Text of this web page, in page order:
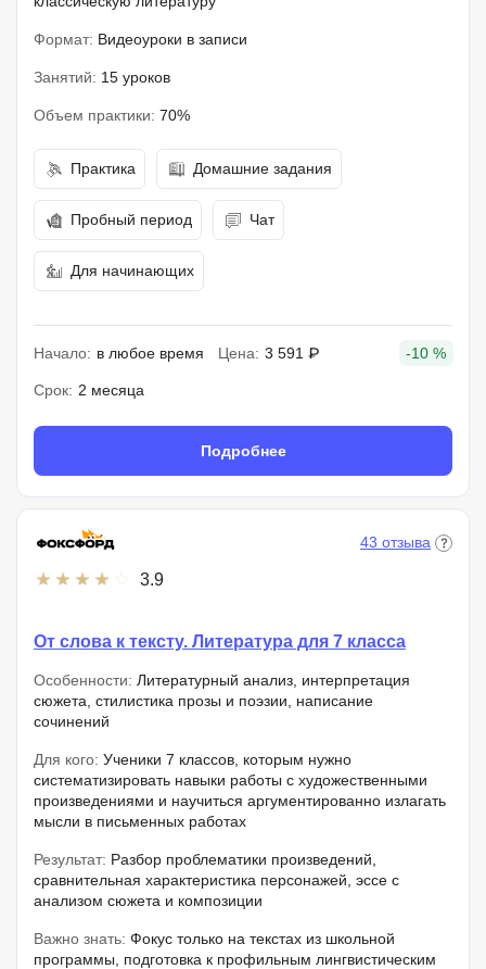
Формат: Видеоуроки в записи
Занятий: 15 уроков
Объем практики: 70%
Практика Домашние задания
Пробный период Чат
Для начинающих
Начало: в любое время Цена: 3 591 ₽ -10 %
Срок: 2 месяца
Подробнее
3.9
43 отзыва
От слова к тексту. Литература для 7 класса
Особенности: Литературный анализ, интерпретация
сюжета, стилистика прозы и поэзии, написание
сочинений
Для кого: Ученики 7 классов, которым нужно
систематизировать навыки работы с художественными
произведениями и научиться аргументированно излагать
мысли в письменных работах
Результат: Разбор проблематики произведений,
сравнительная характеристика персонажей, эссе с
анализом сюжета и композиции
Важно знать: Фокус только на текстах из школьной
программы, подготовка к профильным лингвистическим